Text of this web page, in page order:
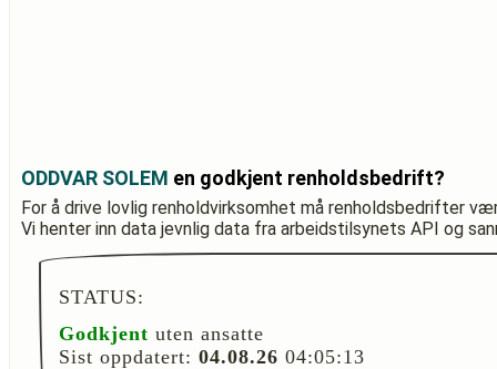
ODDVAR SOLEM en godkjent renholdsbedrift?
For å drive lovlig renholdvirksomhet må renholdsbedrifter
Vi henter inn data jevnlig data fra arbeidstilsynets API og
STATUS:
Godkjent uten ansatte
Sist oppdatert: 04.08.26 04:05:13